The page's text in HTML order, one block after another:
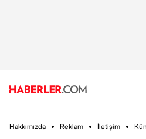
Hakkımızda Reklam İletişim